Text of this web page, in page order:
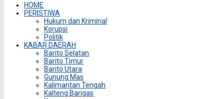
HOME
PERISTIWA
Hukum dan Kriminal
Korupsi
Politik
KABAR DAERAH
Barito Selatan
Barito Timur
Barito Utara
Gunung Mas
Kalimantan Tengah
Kalteng Barigas